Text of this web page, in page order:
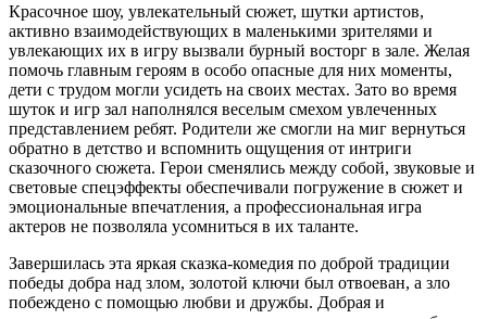
Красочное шоу, увлекательный сюжет, шутки артистов,
активно взаимодействующих в маленькими зрителями и
увлекающих их в игру вызвали бурный восторг в зале. Желая
помочь главным героям в особо опасные для них моменты,
дети с трудом могли усидеть на своих местах. Зато во время
шуток и игр зал наполнялся веселым смехом увлеченных
представлением ребят. Родители же смогли на миг вернуться
обратно в детство и вспомнить ощущения от интриги
сказочного сюжета. Герои сменялись между собой, звуковые и
световые спецэффекты обеспечивали погружение в сюжет и
эмоциональные впечатления, а профессиональная игра
актеров не позволяла усомниться в их таланте.
Завершилась эта яркая сказка-комедия по доброй традиции
победы добра над злом, золотой ключи был отвоеван, а зло
побеждено с помощью любви и дружбы. Добрая и